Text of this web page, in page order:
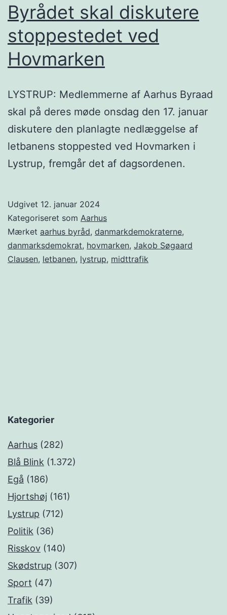
Byrådet skal diskutere
stoppestedet ved
Hovmarken
LYSTRUP: Medlemmerne af Aarhus Byraad
skal på deres møde onsdag den 17. januar
diskutere den planlagte nedlæggelse af
letbanens stoppested ved Hovmarken i
Lystrup, fremgår det af dagsordenen.
Udgivet 12. januar 2024
Kategoriseret som Aarhus
Mærket aarhus byråd, danmarkdemokraterne,
danmarksdemokrat, hovmarken, Jakob Søgaard
Clausen, letbanen, lystrup, midttrafik
Kategorier
Aarhus (282)
Blå Blink (1.372)
Egå (186)
Hjortshøj (161)
Lystrup (712)
Politik (36)
Risskov (140)
Skødstrup (307)
Sport (47)
Trafik (39)